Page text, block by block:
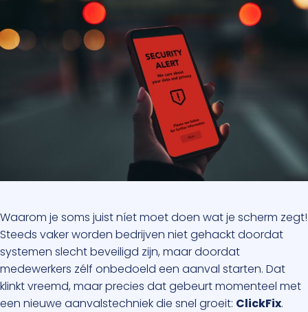
Waarom je soms juist níet moet doen wat je scherm zegt!
Steeds vaker worden bedrijven niet gehackt doordat
systemen slecht beveiligd zijn, maar doordat
medewerkers zélf onbedoeld een aanval starten. Dat
klinkt vreemd, maar precies dat gebeurt momenteel met
een nieuwe aanvalstechniek die snel groeit: ClickFix.